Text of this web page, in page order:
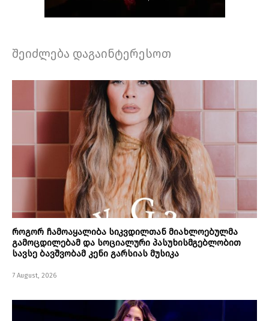
შეიძლება დაგაინტერესოთ
როგორ ჩამოაყალიბა სიკვდილთან მიახლოებულმა
გამოცდილებამ და სოციალური პასუხისმგებლობით
სავსე ბავშვობამ კენი გარსიას მუსიკა
7 August, 2026